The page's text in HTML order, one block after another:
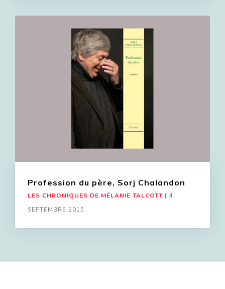
Profession du père, Sorj Chalandon
LES CHRONIQUES DE MÉLANIE TALCOTT | 4
SEPTEMBRE 2015